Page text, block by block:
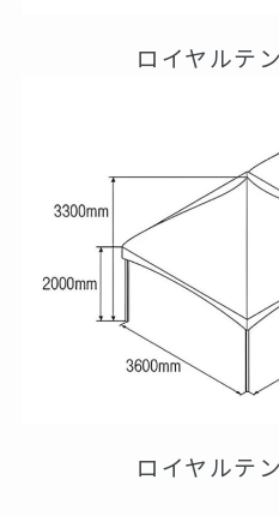
ロイヤルテ
ロイヤルテ